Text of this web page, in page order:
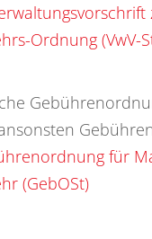
Ordnung (VwV-
für
(GebOSt)